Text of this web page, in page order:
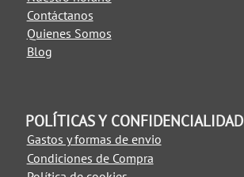
Contáctanos
Quienes Somos
Blog
POLÍTICAS Y CONFIDENCIALIDAD
Gastos y formas de envio
Condiciones de Compra